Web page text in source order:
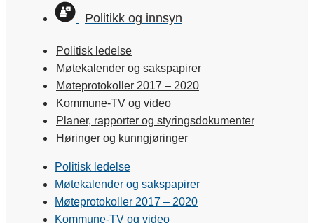
Politikk og innsyn
Politisk ledelse
Møtekalender og sakspapirer
Møteprotokoller 2017 – 2020
Kommune-TV og video
Planer, rapporter og styringsdokumenter
Høringer og kunngjøringer
Politisk ledelse
Møtekalender og sakspapirer
Møteprotokoller 2017 – 2020
Kommune-TV og video